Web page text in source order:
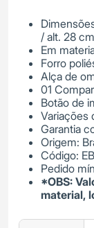
/ alt. 28 cm
Em
Forro
Alça de
01
Botão de
Variações
Garantia
Origem:
Código:
Pedido
*OBS:
material,